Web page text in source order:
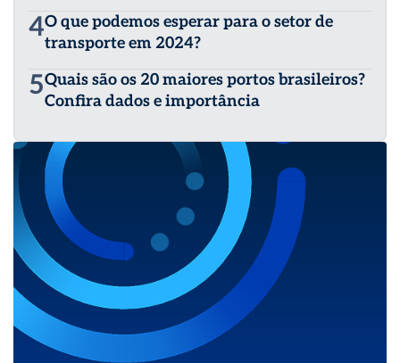
4O que podemos esperar para o setor de
transporte em 2024?
5Quais são os 20 maiores portos brasileiros?
Confira dados e importância